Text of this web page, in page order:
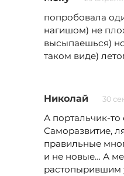
попробовала
нагишом) не
высыпаешься)
таком виде)
Николай 30
А портальчик-то
Саморазвитие,
правильные
и не новые… А
растопырившим